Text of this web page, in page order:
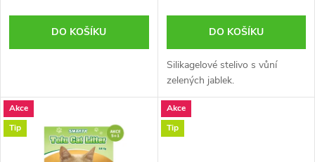
k
t
o
d
u
k
DO KOŠÍKU DO KOŠÍKU
Silikagelové stelivo s vůní
zelených jablek.
Akce
Tip
Akce
Tip